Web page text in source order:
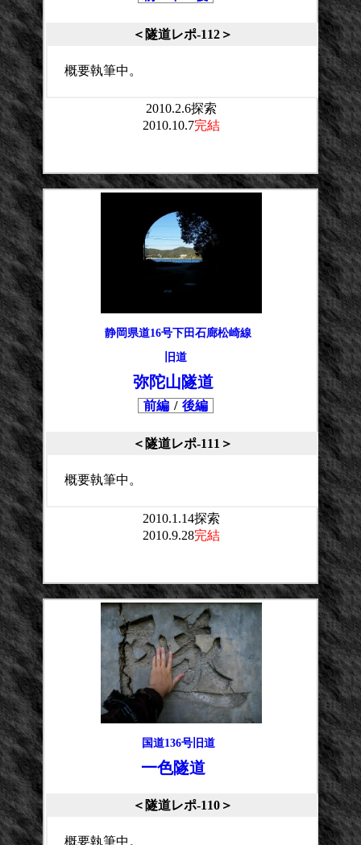
＜隧道レポ-112＞
概要執筆中。
2010.2.6探索
2010.10.7完結
静岡県道16号下田石廊松崎線
旧道
弥陀山隧道
前編 / 後編
＜隧道レポ-111＞
概要執筆中。
2010.1.14探索
2010.9.28完結
国道136号旧道
一色隧道
＜隧道レポ-110＞
概要執筆中。